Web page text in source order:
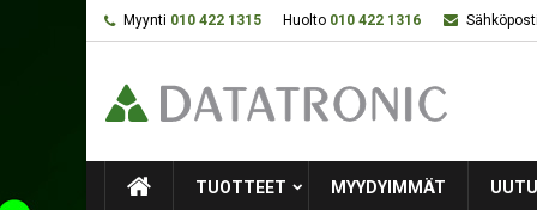
Myynti 010 422 1315 Huolto 010 422 1316
TUOTTEET MYYDYIMMÄT